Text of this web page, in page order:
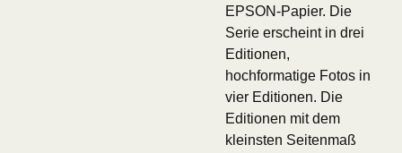
EPSON-Papier. Die
Serie erscheint in drei
Editionen,
hochformatige Fotos in
vier Editionen. Die
Editionen mit dem
kleinsten Seitenmaß